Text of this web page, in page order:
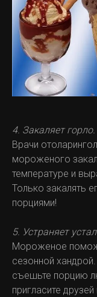
4. Закаляет горло.
Врачи
мороженого
температуре и
Только закалять
порциями!
5. Устраняет
Мороженое
сезонной
съешьте порцию
пригласите